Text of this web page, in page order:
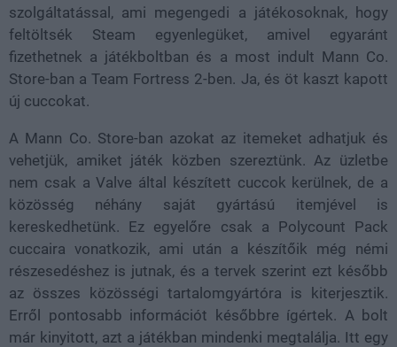
szolgáltatással, ami megengedi a játékosoknak, hogy
feltöltsék Steam egyenlegüket, amivel egyaránt
fizethetnek a játékboltban és a most indult Mann Co.
Store-ban a Team Fortress 2-ben. Ja, és öt kaszt kapott
új cuccokat.
A Mann Co. Store-ban azokat az itemeket adhatjuk és
vehetjük, amiket játék közben szereztünk. Az üzletbe
nem csak a Valve által készített cuccok kerülnek, de a
közösség néhány saját gyártású itemjével is
kereskedhetünk. Ez egyelőre csak a Polycount Pack
cuccaira vonatkozik, ami után a készítőik még némi
részesedéshez is jutnak, és a tervek szerint ezt később
az összes közösségi tartalomgyártóra is kiterjesztik.
Erről pontosabb információt későbbre ígértek. A bolt
már kinyitott, azt a játékban mindenki megtalálja. Itt egy